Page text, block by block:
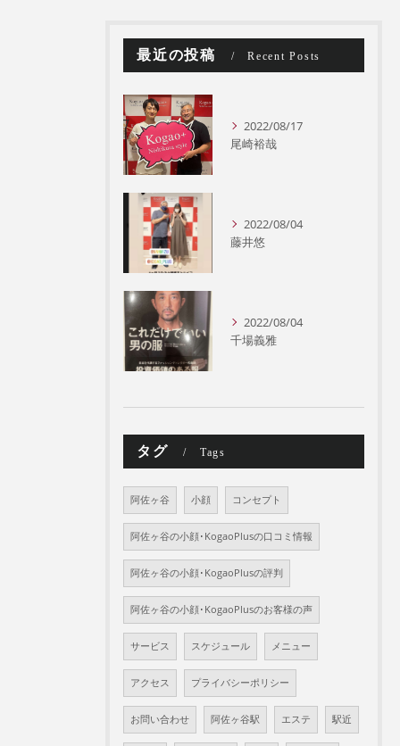
最近の投稿 Recent Posts
2022/08/17
尾崎裕哉
2022/08/04
藤井悠
2022/08/04
千場義雅
タグ Tags
阿佐ヶ谷 小顔 コンセプト
阿佐ヶ谷の小顔･KogaoPlusの口コミ情報
阿佐ヶ谷の小顔･KogaoPlusの評判
阿佐ヶ谷の小顔･KogaoPlusのお客様の声
サービス スケジュール メニュー
アクセス プライバシーポリシー
お問い合わせ 阿佐ヶ谷駅 エステ 駅近